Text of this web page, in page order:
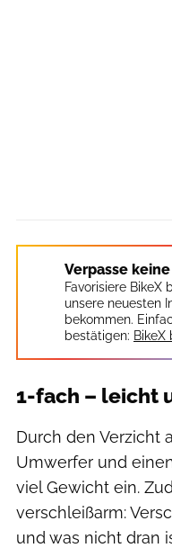
Verpasse
Favorisiere BikeX
unsere neuesten
bekommen.
bestätigen: BikeX
1-fach – leicht
Durch den Verzicht
Umwerfer und
viel Gewicht ein.
verschleißarm:
und was nicht dran